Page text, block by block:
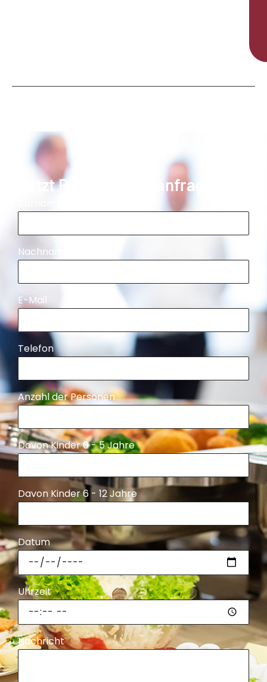
Jetzt Reservierung anfragen!
Nachname
E-Mail
Telefon
Anzahl der Personen
Davon Kinder 0 - 5 Jahre
Davon Kinder 6 - 12 Jahre
Datum
Uhrzeit
Nachricht